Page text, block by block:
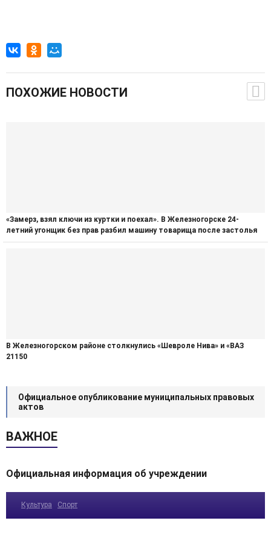
ПОХОЖИЕ НОВОСТИ
«Замерз, взял ключи из куртки и поехал». В Железногорске 24-
летний угонщик без прав разбил машину товарища после застолья
В Железногорском районе столкнулись «Шевроле Нива» и «ВАЗ
21150
Официальное опубликование муниципальных правовых
актов
ВАЖНОЕ
Официальная информация об учреждении
Культура Спорт